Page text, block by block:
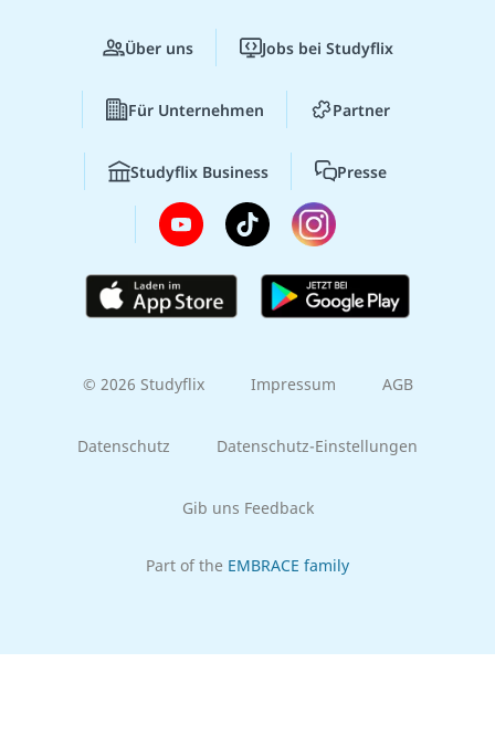
Über uns Jobs bei Studyflix
Für Unternehmen Partner
Studyflix Business Presse
© 2026 Studyflix Impressum AGB
Datenschutz Datenschutz-Einstellungen
Gib uns Feedback
Part of the EMBRACE family